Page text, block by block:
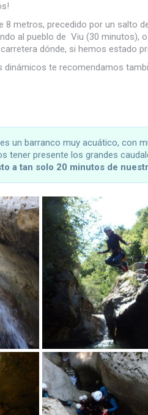
8 metros, precedido por un salto
al pueblo de Viu (30 minutos),
dónde, si hemos estado
dinámicos te recomendamos
un barranco muy acuático, con
tener presente los grandes
a tan solo 20 minutos de